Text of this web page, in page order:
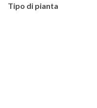
Tipo di pianta